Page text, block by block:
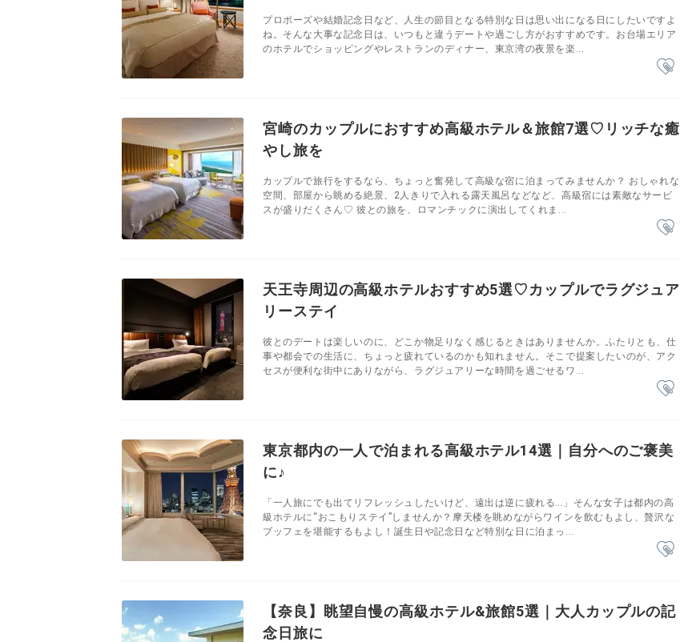
プロポーズや結婚記念日など、人生の節目となる特別な日は思い出になる日にしたいですよ
ね。そんな大事な記念日は、いつもと違うデートや過ごし方がおすすめです。お台場エリア
のホテルでショッピングやレストランのディナー、東京湾の夜景を楽...
宮崎のカップルにおすすめ高級ホテル＆旅館7選♡リッチな癒
やし旅を
カップルで旅行をするなら、ちょっと奮発して高級な宿に泊まってみませんか？ おしゃれな
空間、部屋から眺める絶景、2人きりで入れる露天風呂などなど、高級宿には素敵なサービ
スが盛りだくさん♡ 彼との旅を、ロマンチックに演出してくれま...
天王寺周辺の高級ホテルおすすめ5選♡カップルでラグジュア
リーステイ
彼とのデートは楽しいのに、どこか物足りなく感じるときはありませんか。ふたりとも、仕
事や都会での生活に、ちょっと疲れているのかも知れません。そこで提案したいのが、アク
セスが便利な街中にありながら、ラグジュアリーな時間を過ごせるワ...
東京都内の一人で泊まれる高級ホテル14選｜自分へのご褒美
に♪
「一人旅にでも出てリフレッシュしたいけど、遠出は逆に疲れる…」そんな女子は都内の高
級ホテルに“おこもりステイ”しませんか？摩天楼を眺めながらワインを飲むもよし、贅沢な
ブッフェを堪能するもよし！誕生日や記念日など特別な日に泊まっ...
【奈良】眺望自慢の高級ホテル&旅館5選｜大人カップルの記
念日旅に